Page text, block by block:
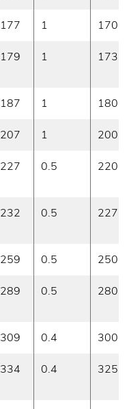
177 1 170
179 1 173
187 1 180
207 1 200
227 0.5 220
232 0.5 227
259 0.5 250
289 0.5 280
309 0.4 300
334 0.4 325